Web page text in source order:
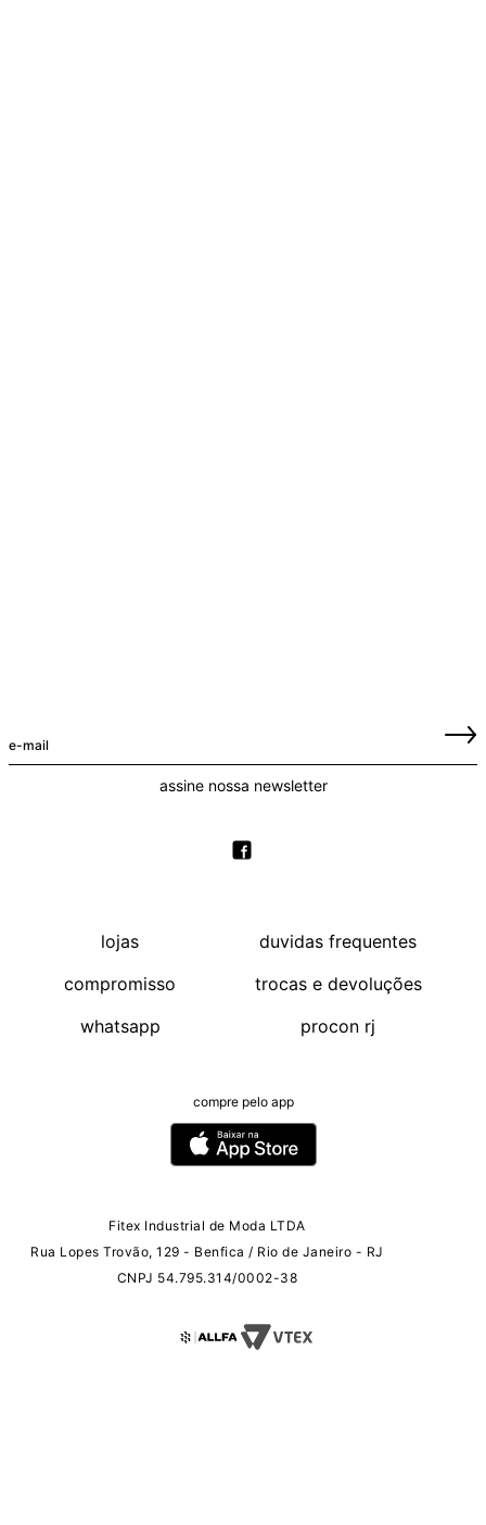
assine nossa newsletter
lojas
compromisso
whatsapp
duvidas frequentes
trocas e devoluções
procon rj
compre pelo app
Fitex Industrial de Moda LTDA
Rua Lopes Trovão, 129 - Benfica / Rio de Janeiro - RJ
CNPJ 54.795.314/0002-38